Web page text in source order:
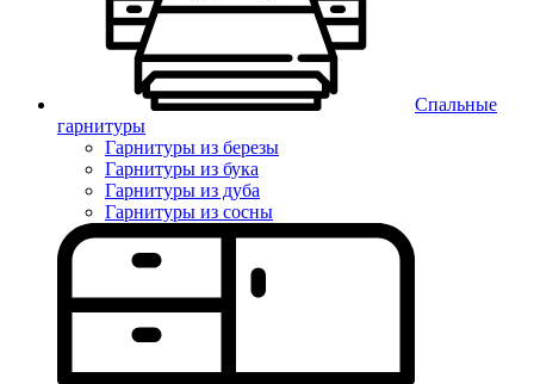
Спальные
гарнитуры
Гарнитуры из березы
Гарнитуры из бука
Гарнитуры из дуба
Гарнитуры из сосны